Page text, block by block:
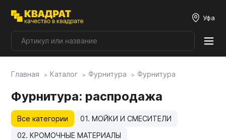
Уфа
Плитные материалы
Фурнитура
Главная Каталог Фурнитура Фурнитура
Фурнитура: распродажа
Все категории
01. МОЙКИ И СМЕСИТЕЛИ
02. КРОМОЧНЫЕ МАТЕРИАЛЫ